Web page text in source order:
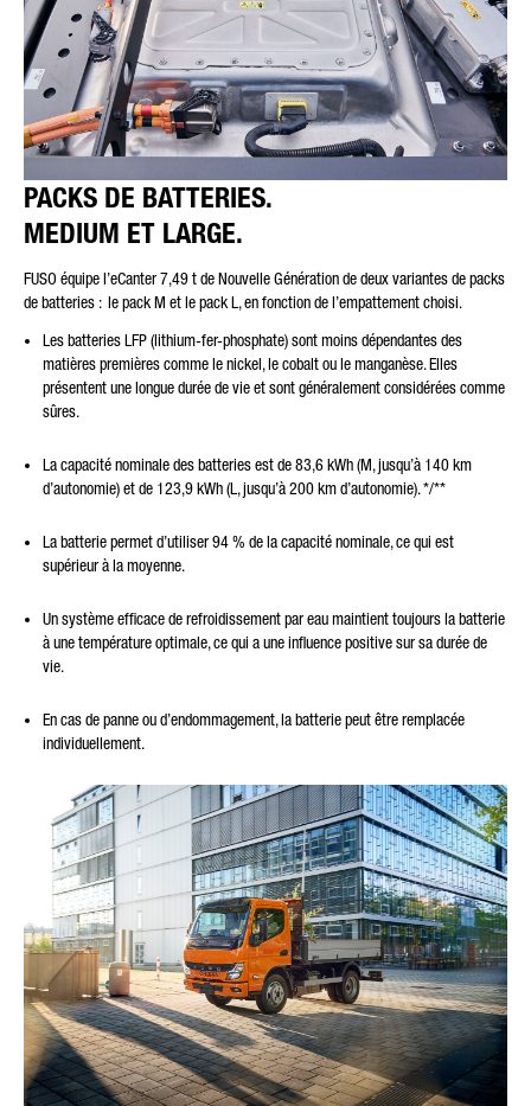
PACKS DE BATTERIES.
MEDIUM ET LARGE.
FUSO équipe l’eCanter 7,49 t de Nouvelle Génération de deux variantes de packs
de batteries : le pack M et le pack L, en fonction de l’empattement choisi.
Les batteries LFP (lithium-fer-phosphate) sont moins dépendantes des
matières premières comme le nickel, le cobalt ou le manganèse. Elles
présentent une longue durée de vie et sont généralement considérées comme
sûres.
La capacité nominale des batteries est de 83,6 kWh (M, jusqu’à 140 km
d’autonomie) et de 123,9 kWh (L, jusqu’à 200 km d’autonomie). */**
La batterie permet d’utiliser 94 % de la capacité nominale, ce qui est
supérieur à la moyenne.
Un système efficace de refroidissement par eau maintient toujours la batterie
à une température optimale, ce qui a une influence positive sur sa durée de
vie.
En cas de panne ou d’endommagement, la batterie peut être remplacée
individuellement.